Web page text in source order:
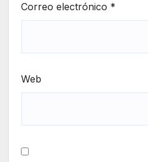
Correo electrónico *
Web